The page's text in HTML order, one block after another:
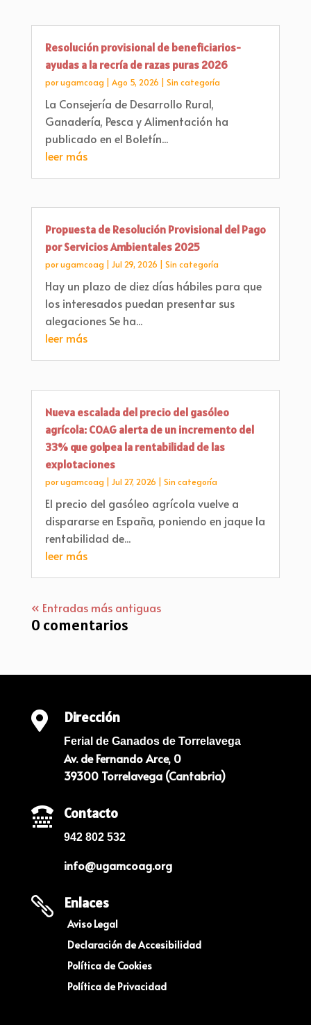
Resolución provisional de beneficiarios-
ayudas a la recría de razas puras 2026
porugamcoag Ago 5, 2026 Sin categoría
La Consejería de Desarrollo Rural,
Ganadería, Pesca y Alimentación ha
publicado en el Boletín...
leer más
Propuesta de Resolución Provisional del Pago
por Servicios Ambientales 2025
porugamcoag Jul 29, 2026 Sin categoría
Hay un plazo de diez días hábiles para que
los interesados puedan presentar sus
alegaciones Se ha...
leer más
Nueva escalada del precio del gasóleo
agrícola: COAG alerta de un incremento del
33% que golpea la rentabilidad de las
explotaciones
porugamcoag Jul 27, 2026 Sin categoría
El precio del gasóleo agrícola vuelve a
dispararse en España, poniendo en jaque la
rentabilidad de...
leer más
« Entradas más antiguas
0 comentarios
 Dirección
Ferial de Ganados de Torrelavega
Av. de Fernando Arce, 0
39300 Torrelavega (Cantabria)
 Contacto
942 802 532
info@ugamcoag.org
 Enlaces
Aviso Legal
Declaración de Accesibilidad
Política de Cookies
Política de Privacidad